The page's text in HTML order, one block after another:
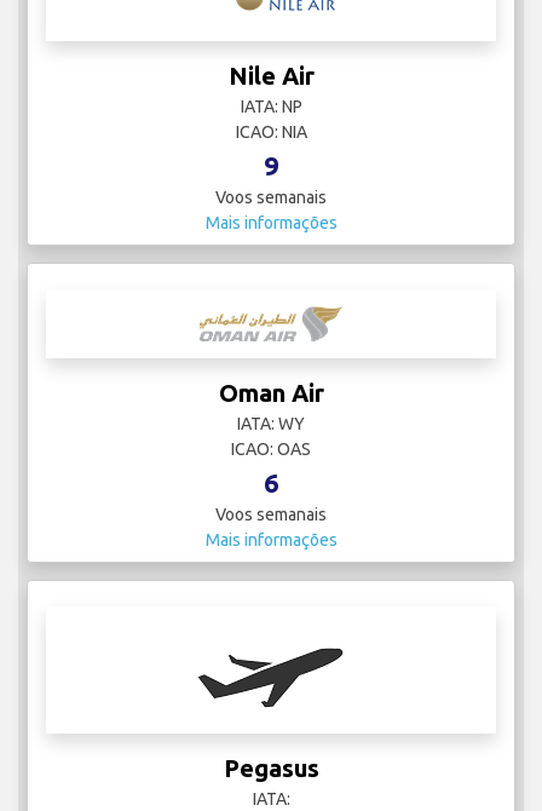
Nile Air
IATA: NP
ICAO: NIA
9
Voos semanais
Mais informações
Oman Air
IATA: WY
ICAO: OAS
6
Voos semanais
Mais informações
Pegasus
IATA: